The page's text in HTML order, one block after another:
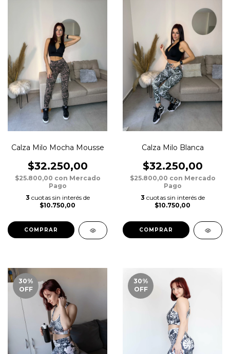
Calza Milo Mocha Mousse
$32.250,00
$25.800,00 con Mercado
Pago
3 cuotas sin interés de
$10.750,00
COMPRAR
Calza Milo Blanca
$32.250,00
$25.800,00 con Mercado
Pago
3 cuotas sin interés de
$10.750,00
COMPRAR
30%
OFF
30%
OFF